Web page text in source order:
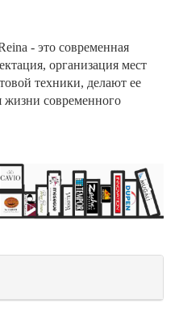
- это современная
организация мест
техники, делают ее
современного